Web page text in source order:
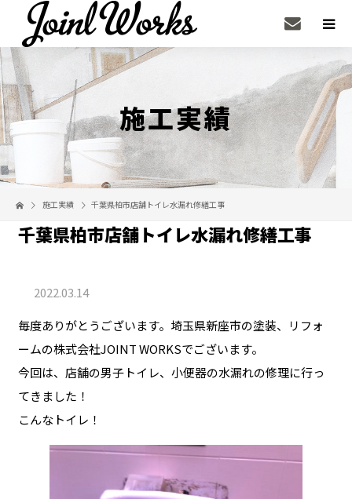
施工実績
施工実績 千葉県柏市店舗トイレ水漏れ修繕工事
千葉県柏市店舗トイレ水漏れ修繕工事
2022.03.14
毎度ありがとうございます。埼玉県新座市の塗装、リフォ
ームの株式会社JOINT WORKSでございます。
今回は、店舗の男子トイレ、小便器の水漏れの修理に行っ
てきました！
こんなトイレ！